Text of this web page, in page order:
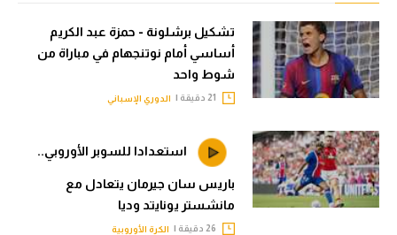
تشكيل برشلونة - حمزة عبد الكريم
أساسي أمام نوتنجهام في مباراة من
شوط واحد
الدوري الإسباني
استعدادا للسوبر الأوروبي..
باريس سان جيرمان يتعادل مع
مانشستر يونايتد وديا
الكرة الأوروبية